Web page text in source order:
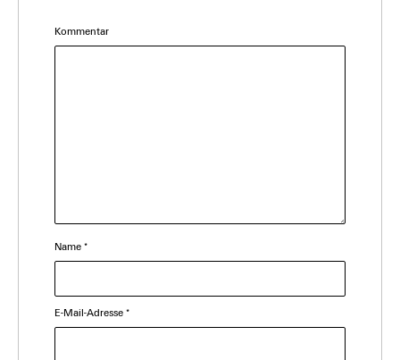
Kommentar
Name *
E-Mail-Adresse *